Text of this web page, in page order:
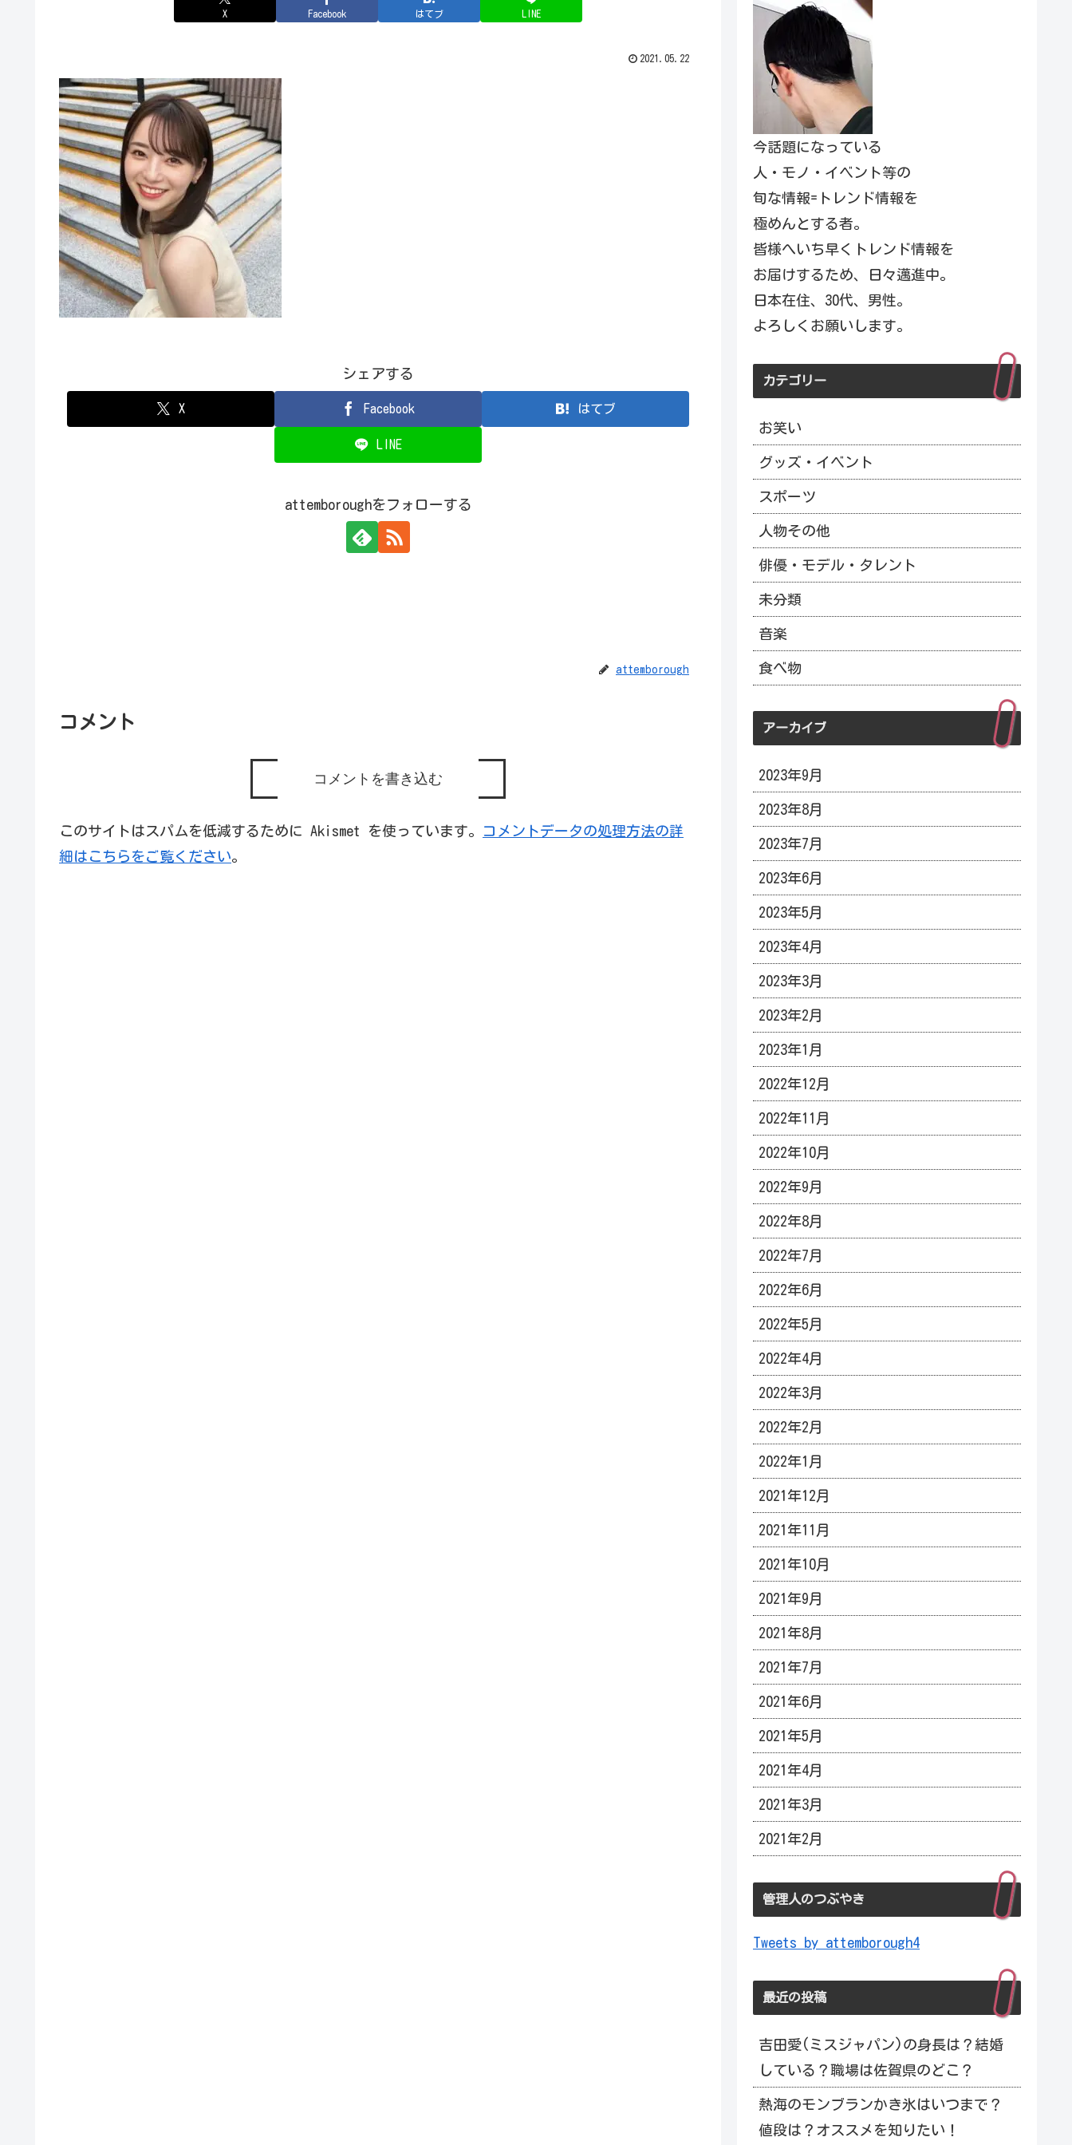
X Facebook はてブ LINE
2021.05.22
シェアする
X Facebook はてブ
LINE
attemboroughをフォローする
attemborough
コメント
コメントを書き込む
このサイトはスパムを低減するために Akismet を使っています。
コメントデータの処理方法の詳
細はこちらをご覧ください。
今話題になっている
人・モノ・イベント等の
旬な情報=トレンド情報を
極めんとする者。
皆様へいち早くトレンド情報を
お届けするため、日々邁進中。
日本在住、30代、男性。
よろしくお願いします。
カテゴリー
お笑い
グッズ・イベント
スポーツ
人物その他
俳優・モデル・タレント
未分類
音楽
食べ物
アーカイブ
2023年9月
2023年8月
2023年7月
2023年6月
2023年5月
2023年4月
2023年3月
2023年2月
2023年1月
2022年12月
2022年11月
2022年10月
2022年9月
2022年8月
2022年7月
2022年6月
2022年5月
2022年4月
2022年3月
2022年2月
2022年1月
2021年12月
2021年11月
2021年10月
2021年9月
2021年8月
2021年7月
2021年6月
2021年5月
2021年4月
2021年3月
2021年2月
管理人のつぶやき
Tweets by attemborough4
最近の投稿
吉田愛(ミスジャパン)の身長は？結婚
している？職場は佐賀県のどこ？
熱海のモンブランかき氷はいつまで？
値段は？オススメを知りたい！